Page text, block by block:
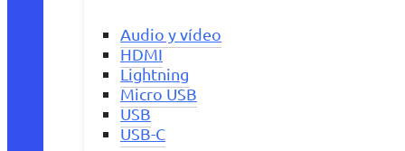
Audio y vídeo
HDMI
Lightning
Micro USB
USB
USB-C